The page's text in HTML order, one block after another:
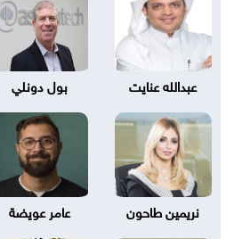
عبدالله عنايت بول دونلي
نريمين طاحون عامر عويضة